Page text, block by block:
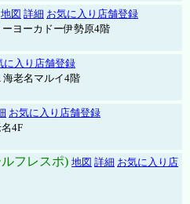
地図 詳細 お気に入り店舗登録
ヨーカドー伊勢原4階
に入り店舗登録
老名マルイ4階
お気に入り店舗登録
4F
フレスポ) 地図 詳細 お気に入り店